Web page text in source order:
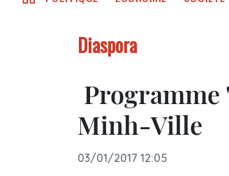
Diaspora
Programme
Minh-Ville
03/01/2017 12:05